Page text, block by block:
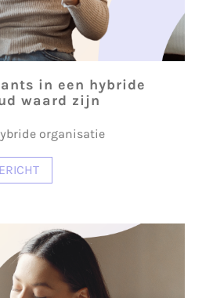
in een hybride
waard zijn
organisatie